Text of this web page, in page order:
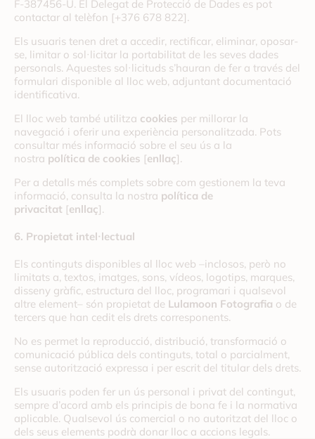
F-387456-U. El Delegat de Protecció de Dades es pot
contactar al telèfon [+376 678 822].
Els usuaris tenen dret a accedir, rectificar, eliminar, oposar-
se, limitar o sol·licitar la portabilitat de les seves dades
personals. Aquestes sol·licituds s’hauran de fer a través del
formulari disponible al lloc web, adjuntant documentació
identificativa.
El lloc web també utilitza cookies per millorar la
navegació i oferir una experiència personalitzada. Pots
consultar més informació sobre el seu ús a la
nostra política de cookies [enllaç].
Per a detalls més complets sobre com gestionem la teva
informació, consulta la nostra política de
privacitat [enllaç].
6. Propietat intel·lectual
Els continguts disponibles al lloc web –inclosos, però no
limitats a, textos, imatges, sons, vídeos, logotips, marques,
disseny gràfic, estructura del lloc, programari i qualsevol
altre element– són propietat de Lulamoon Fotografia o de
tercers que han cedit els drets corresponents.
No es permet la reproducció, distribució, transformació o
comunicació pública dels continguts, total o parcialment,
sense autorització expressa i per escrit del titular dels drets.
Els usuaris poden fer un ús personal i privat del contingut,
sempre d’acord amb els principis de bona fe i la normativa
aplicable. Qualsevol ús comercial o no autoritzat del lloc o
dels seus elements podrà donar lloc a accions legals.